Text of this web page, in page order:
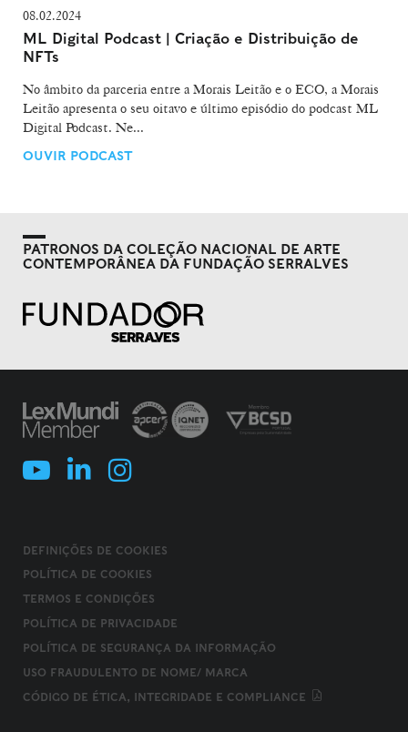
08.02.2024
ML Digital Podcast | Criação e Distribuição de
NFTs
No âmbito da parceria entre a Morais Leitão e o ECO, a Morais
Leitão apresenta o seu oitavo e último episódio do podcast ML
Digital Podcast. Ne...
OUVIR PODCAST
PATRONOS DA COLEÇÃO NACIONAL DE ARTE
CONTEMPORÂNEA DA FUNDAÇÃO SERRALVES
DEFINIÇÕES DE COOKIES
POLÍTICA DE COOKIES
TERMOS E CONDIÇÕES
POLÍTICA DE PRIVACIDADE
POLÍTICA DE SEGURANÇA DA INFORMAÇÃO
USO FRAUDULENTO DE NOME/ MARCA
CÓDIGO DE ÉTICA, INTEGRIDADE E COMPLIANCE